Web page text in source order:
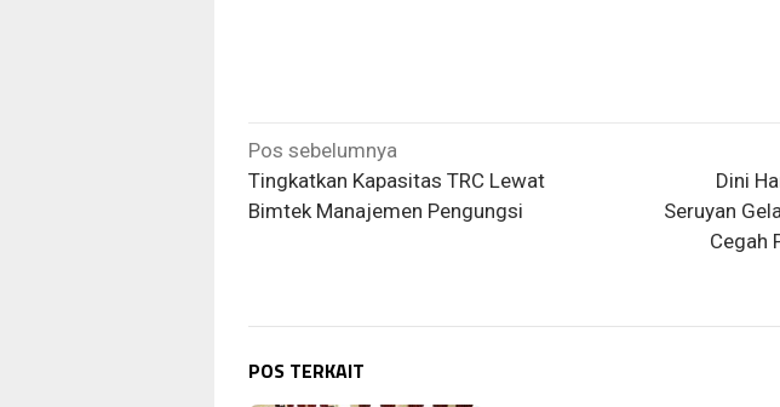
Navigasi
pos
Pos sebelumnya
Tingkatkan Kapasitas TRC Lewat
Bimtek Manajemen Pengungsi
Dini
Seruyan
Cegah
POS TERKAIT